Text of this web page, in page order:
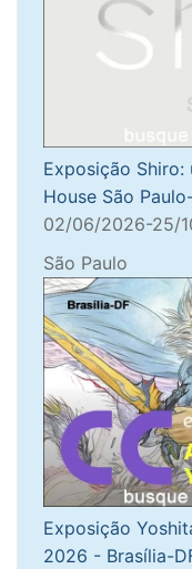
Exposição Shiro:
House São
02/06/2026-25/
São Paulo
Exposição
2026 - Brasília-